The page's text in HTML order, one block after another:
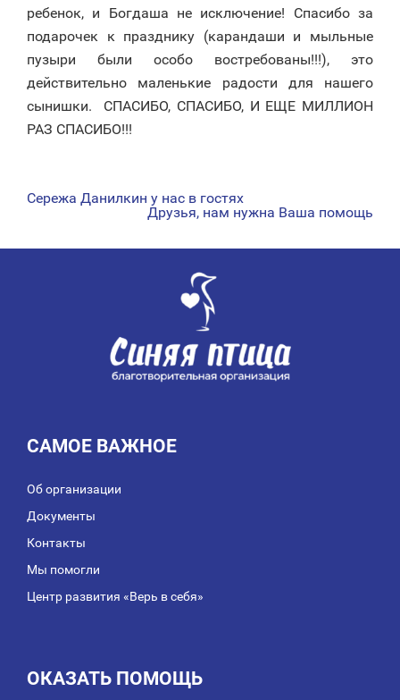
ребенок, и Богдаша не исключение! Спасибо за
подарочек к празднику (карандаши и мыльные
пузыри были особо востребованы!!!), это
действительно маленькие радости для нашего
сынишки. СПАСИБО, СПАСИБО, И ЕЩЕ МИЛЛИОН
РАЗ СПАСИБО!!!
НАВИГАЦИЯ
Сережа Данилкин у нас в гостях
Друзья, нам нужна Ваша помощь
САМОЕ ВАЖНОЕ
Об организации
Документы
Контакты
Мы помогли
Центр развития «Верь в себя»
ОКАЗАТЬ ПОМОЩЬ